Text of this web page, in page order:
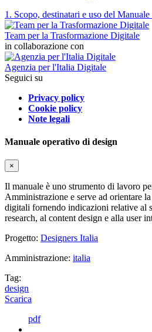
1. Scopo, destinatari e uso del
Team per la Trasformazione Digitale
in collaborazione con
Agenzia per l'Italia Digitale
Seguici su
Privacy policy
Cookie policy
Note legali
Manuale operativo di design
×
Il manuale è uno strumento di lavoro
Amministrazione e serve ad orientare
digitali fornendo indicazioni relative al
research, al content design e alla user
Progetto: Designers Italia
Amministrazione: italia
Tag:
design
Scarica
pdf